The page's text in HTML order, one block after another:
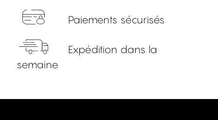
Paiements sécurisés
Expédition dans la
semaine